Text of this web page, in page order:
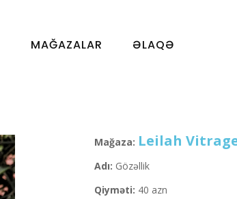
MAĞAZALAR ƏLAQƏ
Mağaza: Leilah
Adı: Gözəllik
Qiyməti: 40 azn